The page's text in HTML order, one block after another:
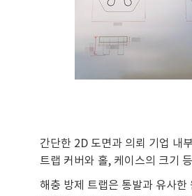
간단한 2D 도면과 의뢰 기업 내
트랩 커버와 홀, 케이스의 크기
해충 방제 트랩은 통발과 유사한